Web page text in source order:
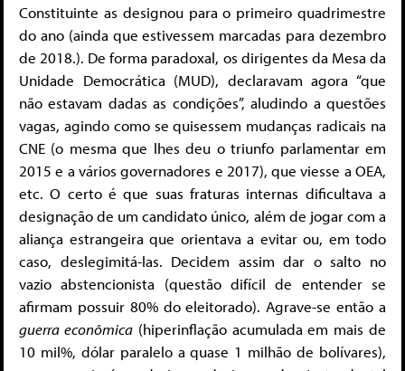
Constituinte as designou para o primeiro quadrimestre
do ano (ainda que estivessem marcadas para dezembro
de 2018.). De forma paradoxal, os dirigentes da Mesa da
Unidade Democrática (MUD), declaravam agora “que
não estavam dadas as condições”, aludindo a questões
vagas, agindo como se quisessem mudanças radicais na
CNE (o mesma que lhes deu o triunfo parlamentar em
2015 e a vários governadores e 2017), que viesse a OEA,
etc. O certo é que suas fraturas internas dificultava a
designação de um candidato único, além de jogar com a
aliança estrangeira que orientava a evitar ou, em todo
caso, deslegimitá-las. Decidem assim dar o salto no
vazio abstencionista (questão difícil de entender se
afirmam possuir 80% do eleitorado). Agrave-se então a
guerra econômica(hiperinflação acumulada em mais de
10 mil%, dólar paralelo a quase 1 milhão de bolívares),